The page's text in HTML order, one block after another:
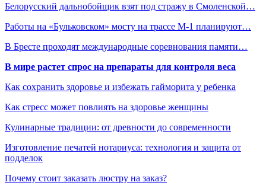
Белорусский дальнобойщик взят под стражу в Смоленской…
Работы на «Бульковском» мосту на трассе М-1 планируют…
В Бресте проходят международные соревнования памяти…
В мире растет спрос на препараты для контроля веса
Как сохранить здоровье и избежать гайморита у ребенка
Как стресс может повлиять на здоровье женщины
Кулинарные традиции: от древности до современности
Изготовление печатей нотариуса: технология и защита от
подделок
Почему стоит заказать люстру на заказ?